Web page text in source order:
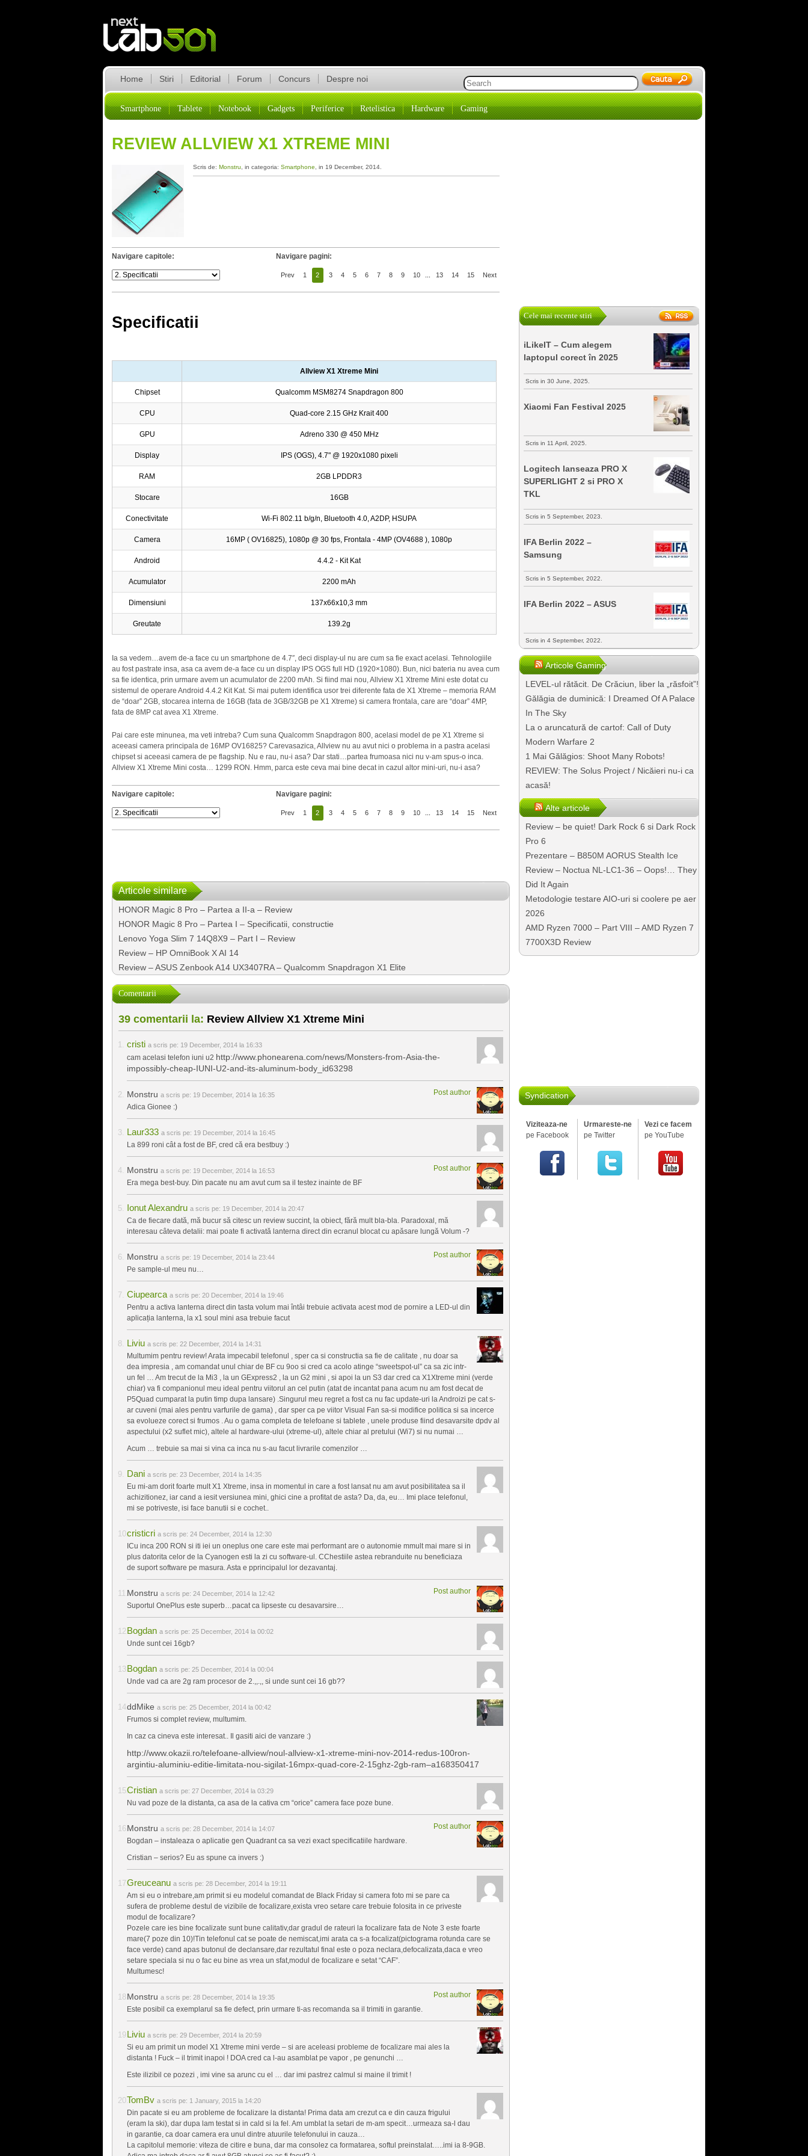
Home Stiri Editorial Forum Concurs Despre noi
Smartphone Tablete Notebook Gadgets Periferice Retelistica Hardware Gaming
REVIEW ALLVIEW X1 XTREME MINI
Scris de: Monstru , in categoria: Smartphone , in 19 December, 2014.
Navigare capitole: Navigare pagini:
Prev 1 2 3 4 5 6 7 8 9 10 13 14 15 Next
Specificatii
Allview X1 Xtreme Mini
Chipset Qualcomm MSM8274 Snapdragon 800
CPU Quad-core 2.15 GHz Krait 400
GPU Adreno 330 @ 450 MHz
Display IPS (OGS), 4.7" @ 1920x1080 pixeli
RAM 2GB LPDDR3
Stocare 16GB
Conectivitate Wi-Fi 802.11 b/g/n, Bluetooth 4.0, A2DP, HSUPA
Camera 16MP ( OV16825), 1080p @ 30 fps, Frontala - 4MP (OV4688 ), 1080p
Android 4.4.2 - Kit Kat
Acumulator 2200 mAh
Dimensiuni 137x66x10,3 mm
Greutate 139.2g
Ia sa vedem…avem de-a face cu un smartphone de 4.7″, deci display-ul nu are cum sa fie exact acelasi. Tehnologiile
au fost pastrate insa, asa ca avem de-a face cu un display IPS OGS full HD (1920×1080). Bun, nici bateria nu avea cum
sa fie identica, prin urmare avem un acumulator de 2200 mAh. Si fiind mai nou, Allview X1 Xtreme Mini este dotat cu
sistemul de operare Android 4.4.2 Kit Kat. Si mai putem identifica usor trei diferente fata de X1 Xtreme – memoria RAM
de “doar” 2GB, stocarea interna de 16GB (fata de 3GB/32GB pe X1 Xtreme) si camera frontala, care are “doar” 4MP,
fata de 8MP cat avea X1 Xtreme.
Pai care este minunea, ma veti intreba? Cum suna Qualcomm Snapdragon 800, acelasi model de pe X1 Xtreme si
aceeasi camera principala de 16MP OV16825? Carevasazica, Allview nu au avut nici o problema in a pastra acelasi
chipset si aceeasi camera de pe flagship. Nu e rau, nu-i asa? Dar stati…partea frumoasa nici nu v-am spus-o inca.
Allview X1 Xtreme Mini costa… 1299 RON. Hmm, parca este ceva mai bine decat in cazul altor mini-uri, nu-i asa?
Navigare capitole: Navigare pagini:
Prev 1 2 3 4 5 6 7 8 9 10 13 14 15 Next
Articole similare
HONOR Magic 8 Pro – Partea a II-a – Review
HONOR Magic 8 Pro – Partea I – Specificatii, constructie
Lenovo Yoga Slim 7 14Q8X9 – Part I – Review
Review – HP OmniBook X AI 14
Review – ASUS Zenbook A14 UX3407RA – Qualcomm Snapdragon X1 Elite
Comentarii
39 comentarii la: Review Allview X1 Xtreme Mini
cristi a scris pe: 19 December, 2014 la 16:33
cam acelasi telefon iuni u2 http://www.phonearena.com/news/Monsters-from-Asia-the-
impossibly-cheap-IUNI-U2-and-its-aluminum-body_id63298
Monstru Post author
a scris pe: 19 December, 2014 la 16:35
Adica Gionee :)
Laur333 a scris pe: 19 December, 2014 la 16:45
La 899 roni cât a fost de BF, cred că era bestbuy :)
Monstru Post author
a scris pe: 19 December, 2014 la 16:53
Era mega best-buy. Din pacate nu am avut cum sa il testez inainte de BF
Ionut Alexandru a scris pe: 19 December, 2014 la 20:47
Ca de fiecare dată, mă bucur să citesc un review succint, la obiect, fără mult bla-bla. Paradoxal, mă
interesau câteva detalii: mai poate fi activată lanterna direct din ecranul blocat cu apăsare lungă Volum -?
Monstru Post author
a scris pe: 19 December, 2014 la 23:44
Pe sample-ul meu nu…
Ciupearca a scris pe: 20 December, 2014 la 19:46
Pentru a activa lanterna direct din tasta volum mai întâi trebuie activata acest mod de pornire a LED-ul din
aplicația lanterna, la x1 soul mini asa trebuie facut
Liviu a scris pe: 22 December, 2014 la 14:31
Multumim pentru review! Arata impecabil telefonul , sper ca si constructia sa fie de calitate , nu doar sa
dea impresia , am comandat unul chiar de BF cu 9oo si cred ca acolo atinge “sweetspot-ul” ca sa zic intr-
un fel … Am trecut de la Mi3 , la un GExpress2 , la un G2 mini , si apoi la un S3 dar cred ca X1Xtreme mini (verde
chiar) va fi companionul meu ideal pentru viitorul an cel putin (atat de incantat pana acum nu am fost decat de
P5Quad cumparat la putin timp dupa lansare) .Singurul meu regret a fost ca nu fac update-uri la Androizi pe cat s-
ar cuveni (mai ales pentru varfurile de gama) , dar sper ca pe viitor Visual Fan sa-si modifice politica si sa incerce
sa evolueze corect si frumos . Au o gama completa de telefoane si tablete , unele produse fiind desavarsite dpdv al
aspectului (x2 suflet mic), altele al hardware-ului (xtreme-ul), altele chiar al pretului (Wi7) si nu numai …
Acum … trebuie sa mai si vina ca inca nu s-au facut livrarile comenzilor …
Dani a scris pe: 23 December, 2014 la 14:35
Eu mi-am dorit foarte mult X1 Xtreme, insa in momentul in care a fost lansat nu am avut posibilitatea sa il
achizitionez, iar cand a iesit versiunea mini, ghici cine a profitat de asta? Da, da, eu… Imi place telefonul,
mi se potriveste, isi face banutii si e cochet..
cristicri a scris pe: 24 December, 2014 la 12:30
ICu inca 200 RON si iti iei un oneplus one care este mai performant are o autonomie mmult mai mare si in
plus datorita celor de la Cyanogen esti la zi cu software-ul. CChestiile astea rebranduite nu beneficiaza
de suport software pe masura. Asta e pprincipalul lor dezavantaj.
Monstru Post author
a scris pe: 24 December, 2014 la 12:42
Suportul OnePlus este superb…pacat ca lipseste cu desavarsire…
Bogdan a scris pe: 25 December, 2014 la 00:02
Unde sunt cei 16gb?
Bogdan a scris pe: 25 December, 2014 la 00:04
Unde vad ca are 2g ram procesor de 2.,,.,, si unde sunt cei 16 gb??
ddMike a scris pe: 25 December, 2014 la 00:42
Frumos si complet review, multumim.
In caz ca cineva este interesat.. Il gasiti aici de vanzare :)
http://www.okazii.ro/telefoane-allview/noul-allview-x1-xtreme-mini-nov-2014-redus-100ron-
argintiu-aluminiu-editie-limitata-nou-sigilat-16mpx-quad-core-2-15ghz-2gb-ram–a168350417
Cristian a scris pe: 27 December, 2014 la 03:29
Nu vad poze de la distanta, ca asa de la cativa cm “orice” camera face poze bune.
Monstru Post author
a scris pe: 28 December, 2014 la 14:07
Bogdan – instaleaza o aplicatie gen Quadrant ca sa vezi exact specificatiile hardware.
Cristian – serios? Eu as spune ca invers :)
Greuceanu a scris pe: 28 December, 2014 la 19:11
Am si eu o intrebare,am primit si eu modelul comandat de Black Friday si camera foto mi se pare ca
sufera de probleme destul de vizibile de focalizare,exista vreo setare care trebuie folosita in ce priveste
modul de focalizare?
Pozele care ies bine focalizate sunt bune calitativ,dar gradul de rateuri la focalizare fata de Note 3 este foarte
mare(7 poze din 10)!Tin telefonul cat se poate de nemiscat,imi arata ca s-a focalizat(pictograma rotunda care se
face verde) cand apas butonul de declansare,dar rezultatul final este o poza neclara,defocalizata,daca e vreo
setare speciala si nu o fac eu bine as vrea un sfat,modul de focalizare e setat “CAF”.
Multumesc!
Monstru Post author
a scris pe: 28 December, 2014 la 19:35
Este posibil ca exemplarul sa fie defect, prin urmare ti-as recomanda sa il trimiti in garantie.
Liviu a scris pe: 29 December, 2014 la 20:59
Si eu am primit un model X1 Xtreme mini verde – si are aceleasi probleme de focalizare mai ales la
distanta ! Fuck – il trimit inapoi ! DOA cred ca l-au asamblat pe vapor , pe genunchi …
Este ilizibil ce pozezi , imi vine sa arunc cu el … dar imi pastrez calmul si maine il trimit !
TomBv a scris pe: 1 January, 2015 la 14:20
Din pacate si eu am probleme de focalizare la distanta! Prima data am crezut ca e din cauza frigului
(eram la ski), dar dupa lam testat si in cald si la fel. Am umblat la setari de m-am specit…urmeaza sa-l dau
in garantie, ca doar camera era unul dintre atuurile telefonului in cauza…
La capitolul memorie: viteza de citire e buna, dar ma consolez ca formatarea, softul preinstalat…..imi ia 8-9GB.
Cele mai recente stiri
iLikeIT – Cum alegem
laptopul corect în 2025
Scris in 30 June, 2025.
Xiaomi Fan Festival 2025
Scris in 11 April, 2025.
Logitech lanseaza PRO X
SUPERLIGHT 2 si PRO X
TKL
Scris in 5 September, 2023.
IFA Berlin 2022 –
Samsung
Scris in 5 September, 2022.
IFA Berlin 2022 – ASUS
Scris in 4 September, 2022.
Articole Gaming
LEVEL-ul rătăcit. De Crăciun, liber la „răsfoit”!
Gălăgia de duminică: I Dreamed Of A Palace
In The Sky
La o aruncatură de cartof: Call of Duty
Modern Warfare 2
1 Mai Gălăgios: Shoot Many Robots!
REVIEW: The Solus Project / Nicăieri nu-i ca
acasă!
Alte articole
Review – be quiet! Dark Rock 6 si Dark Rock
Pro 6
Prezentare – B850M AORUS Stealth Ice
Review – Noctua NL-LC1-36 – Oops!… They
Did It Again
Metodologie testare AIO-uri si coolere pe aer
2026
AMD Ryzen 7000 – Part VIII – AMD Ryzen 7
7700X3D Review
Syndication
Viziteaza-ne
pe Facebook
Urmareste-ne
pe Twitter
Vezi ce facem
pe YouTube